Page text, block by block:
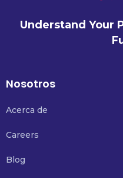
Understand Your
Nosotros
Acerca de
Careers
Blog